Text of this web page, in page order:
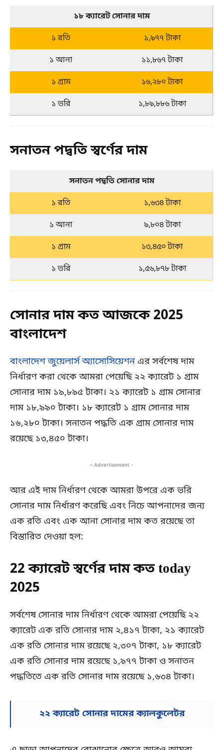
১৮ ক্যারেট সোনার দাম
১ রতি
১,৯৭৭ টাকা
১ আনা
১১,৮৬৭ টাকা
১ গ্রাম
১৬,২৮০ টাকা
১ ভরি
১,৮৯,৮৮৬ টাকা
সনাতন পদ্বতি স্বর্ণের দাম
সনাতন পদ্বতি সোনার দাম
১ রতি
১,৬৩৪ টাকা
১ আনা
৯,৮০৪ টাকা
১ গ্রাম
১৩,৪৫০ টাকা
১ ভরি
১,৫৬,৮৭৮ টাকা
সোনার দাম কত আজকে 2025
বাংলাদেশ
বাংলাদেশ জুয়েলার্স অ্যাসোসিয়েশন এর সর্বশেষ দাম
নির্ধারণ করা থেকে আমরা পেয়েছি ২২ ক্যারেট ১ গ্রাম
সোনার দাম ১৯,৮৯৫ টাকা। ২১ ক্যারেট ১ গ্রাম সোনার
দাম ১৮,৯৯০ টাকা। ১৮ ক্যারেট ১ গ্রাম সোনার দাম
১৬,২৮০ টাকা। সনাতন পদ্ধতি এক গ্রাম সোনার দাম
রয়েছে ১৩,৪৫০ টাকা।
- Advertisement -
আর এই দাম নির্ধারণ থেকে আমরা উপরে এক ভরি
সোনার দাম নির্ধারণ করেছি এবং নিচে আপনাদের জন্য
এক রতি এবং এক আনা সোনার দাম কত রয়েছে তা
বিস্তারিত দেওয়া হল:
22 ক্যারেট স্বর্ণের দাম কত today
2025
সর্বশেষ সোনার দাম নির্ধারণ থেকে আমরা পেয়েছি ২২
ক্যারেট এক রতি সোনার দাম ২,৪১৭ টাকা, ২১ ক্যারেট
এক রতি সোনার দাম রয়েছে ২,৩০৭ টাকা, ১৮ ক্যারেট
এক রতি সোনার দাম রয়েছে ১,৯৭৭ টাকা ও সনাতন
পদ্ধতিতে এক রতি সোনার দাম রয়েছে ১,৬৩৪ টাকা।
২২ ক্যারেট সোনার দামের ক্যালকুলেটর